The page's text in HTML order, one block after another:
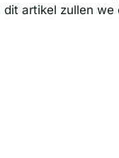
artikel zullen